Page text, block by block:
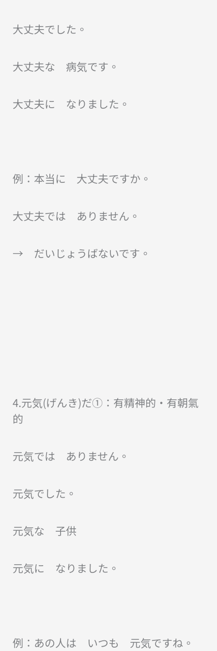
大丈夫でした。
大丈夫な 病気です。
大丈夫に なりました。
例：本当に 大丈夫ですか。
大丈夫では ありません。
→ だいじょうばないです。
4.元気(げんき)だ①：有精神的・有朝氣
的
元気では ありません。
元気でした。
元気な 子供
元気に なりました。
例：あの人は いつも 元気ですね。